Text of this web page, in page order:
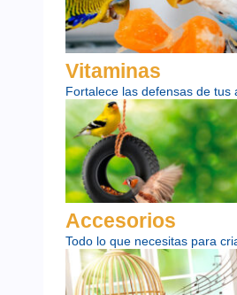
Vitaminas
Fortalece las defensas de tus
Accesorios
Todo lo que necesitas para